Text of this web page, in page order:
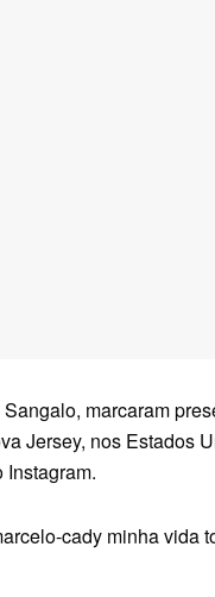
marcaram
Jersey, nos Estados
Instagram.
cady minha vida